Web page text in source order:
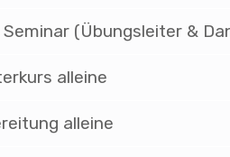
(Übungsleiter &
alleine
alleine